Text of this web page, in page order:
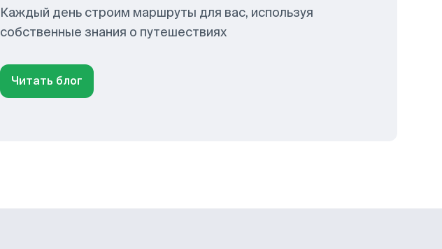
Каждый день строим маршруты для вас, используя
собственные знания о путешествиях
Читать блог